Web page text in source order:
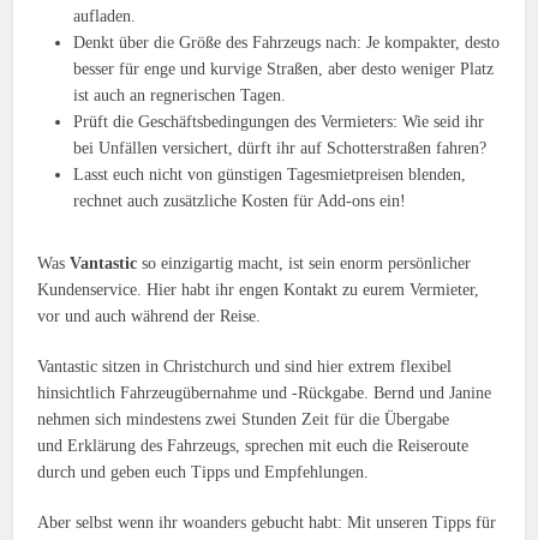
aufladen.
Denkt über die Größe des Fahrzeugs nach: Je kompakter, desto
besser für enge und kurvige Straßen, aber desto weniger Platz
ist auch an regnerischen Tagen.
Prüft die Geschäftsbedingungen des Vermieters: Wie seid ihr
bei Unfällen versichert, dürft ihr auf Schotterstraßen fahren?
Lasst euch nicht von günstigen Tagesmietpreisen blenden,
rechnet auch zusätzliche Kosten für Add-ons ein!
WasVantastic so einzigartig macht, ist sein enorm persönlicher
Kundenservice. Hier habt ihr engen Kontakt zu eurem Vermieter,
vor und auch während der Reise.
Vantastic sitzen in Christchurch und sind hier extrem flexibel
hinsichtlich Fahrzeugübernahme und -Rückgabe. Bernd und Janine
nehmen sich mindestens zwei Stunden Zeit für die Übergabe
und Erklärung des Fahrzeugs, sprechen mit euch die Reiseroute
durch und geben euch Tipps und Empfehlungen.
Aber selbst wenn ihr woanders gebucht habt: Mit unseren Tipps für